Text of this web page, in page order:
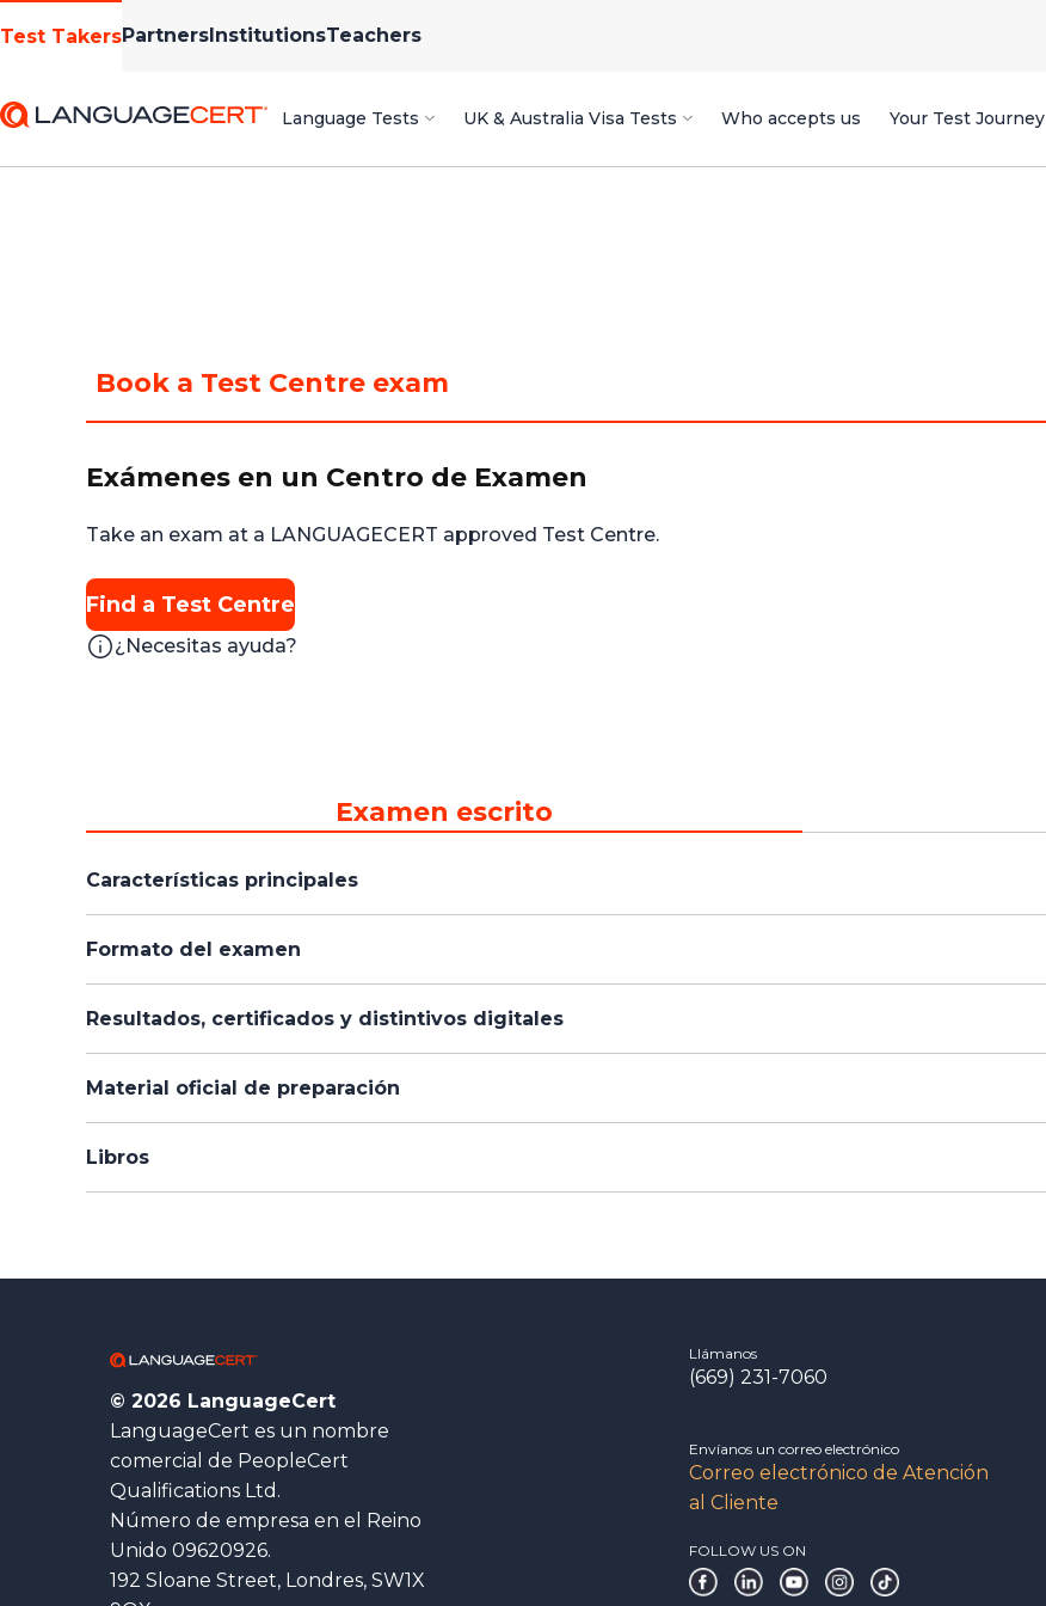
Test TakersPartnersInstitutionsTeachers
Language Tests UK & Australia Visa Tests Who accepts us Your Test Journey
Book a Test Centre exam
Exámenes en un Centro de Examen
Take an exam at a LANGUAGECERT approved Test Centre.
Find a Test Centre
¿Necesitas ayuda?
Examen escrito
Características principales
Formato del examen
Resultados, certificados y distintivos digitales
Material oficial de preparación
Libros
© 2026 LanguageCert
LanguageCert es un nombre
comercial de PeopleCert
Qualifications Ltd.
Número de empresa en el Reino
Unido 09620926.
192 Sloane Street, Londres, SW1X
Llámanos
(669) 231-7060
Envíanos un correo electrónico
Correo electrónico de Atención
al Cliente
FOLLOW US ON